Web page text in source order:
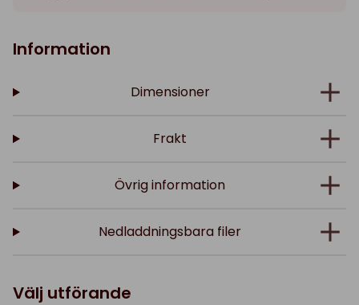
Information
Dimensioner
Frakt
Övrig information
Nedladdningsbara filer
Välj utförande